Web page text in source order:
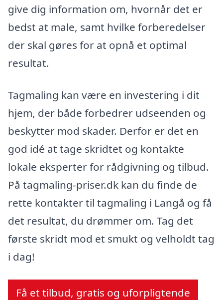
give dig information om, hvornår det er
bedst at male, samt hvilke forberedelser
der skal gøres for at opnå et optimal
resultat.
Tagmaling kan være en investering i dit
hjem, der både forbedrer udseenden og
beskytter mod skader. Derfor er det en
god idé at tage skridtet og kontakte
lokale eksperter for rådgivning og tilbud.
På tagmaling-priser.dk kan du finde de
rette kontakter til tagmaling i Langå og få
det resultat, du drømmer om. Tag det
første skridt mod et smukt og velholdt tag
i dag!
Få et tilbud, gratis og uforpligtende